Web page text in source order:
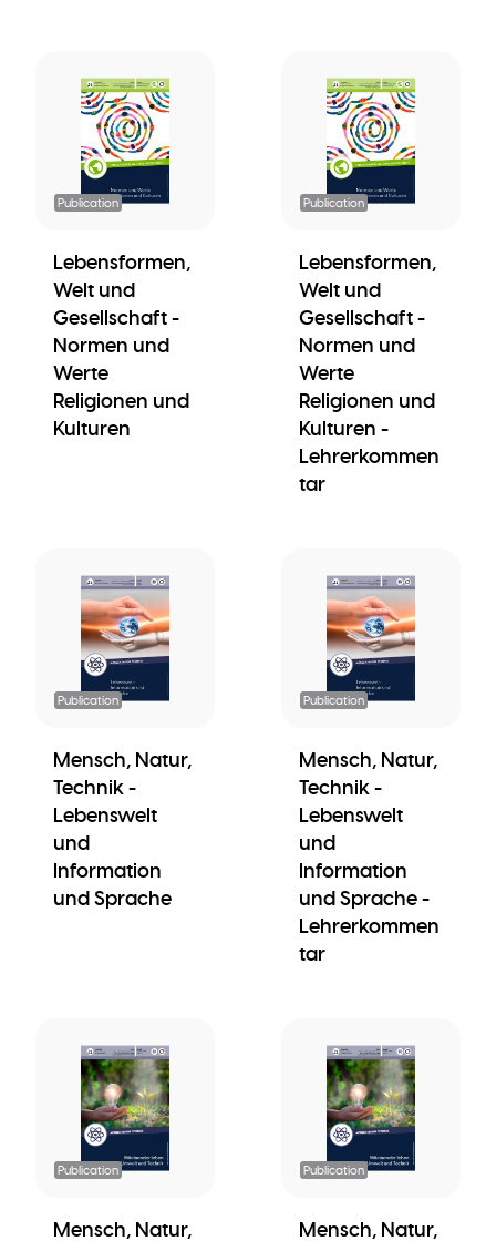
Publication
Lebensformen,
Welt und
Gesellschaft -
Normen und
Werte
Religionen und
Kulturen
Publication
Lebensformen,
Welt und
Gesellschaft -
Normen und
Werte
Religionen und
Kulturen -
Lehrerkommen
tar
Publication
Mensch, Natur,
Technik -
Lebenswelt
und
Information
und Sprache
Publication
Mensch, Natur,
Technik -
Lebenswelt
und
Information
und Sprache -
Lehrerkommen
tar
Publication
Mensch, Natur,
Publication
Mensch, Natur,